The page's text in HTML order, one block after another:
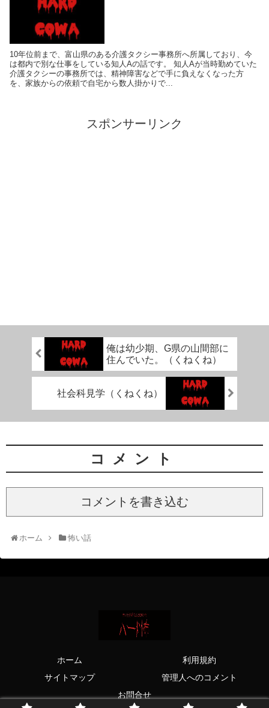
10年位前まで、富山県のある介護タクシー事務所へ所属しており、今
は都内で別な仕事をしている知人Aの話です。 知人Aが当時勤めていた
介護タクシーの事務所では、精神障害などで手に負えなくなった方
を、家族からの依頼で自宅から数人掛かりで...
スポンサーリンク
俺は幼少期、G県の山間部に
住んでいた。（くねくね）
社会科見学（くねくね）
コメント
コメントを書き込む
ホーム 怖い話
ホーム
利用規約
サイトマップ
管理人へのコメント
お問合せ